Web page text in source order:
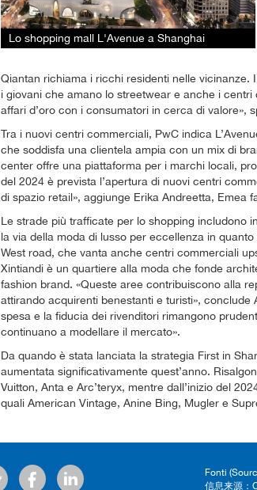
Lo shopping mall L'Avenue a Shanghai
Qiantan richiama i ricchi residenti nelle
i giovani che amano lo streetwear e anche i
affari d’oro con i consumatori in cerca di valore»,
Tra i nuovi centri commerciali, PwC indica
che soddisfa una clientela ampia con un mix di
center offre una piattaforma per i marchi locali,
del 2024 è prevista l’apertura di nuovi centri
di spazio retail», aggiunge Erika Andreetta, Emea
Le strade più trafficate per lo shopping includono
la via della moda di lusso per eccellenza in
West road, che vanta anche centri commerciali
Xintiandi è un quartiere alla moda che fonde
fashion brand. «Queste aree contribuiscono alla
attirando acquirenti benestanti e turisti»,
spesa e la fiducia dei rivenditori rimangono
continuano a modellare il mercato».
Da quando è stata lanciata la strategia First in
aumentata significativamente quest’anno.
Vuitton, Anta e Arc’teryx, mentre dall’inizio del
quali American Vintage, Anine Bing, Mugler e
Fonti
信息来源：